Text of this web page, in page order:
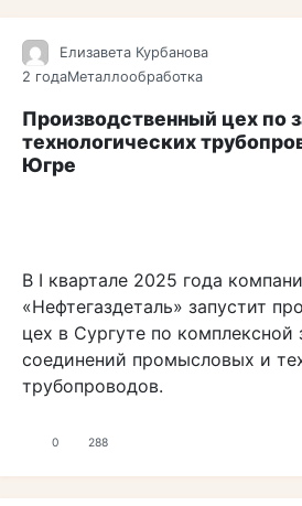
Елизавета Курбанова
2 годаМеталлообработка
Производственный цех по
технологических
Югре
В I квартале 2025 года
«Нефтегаздеталь» запустит
цех в Сургуте по комплексной
соединений промысловых и
трубопроводов.
0 288